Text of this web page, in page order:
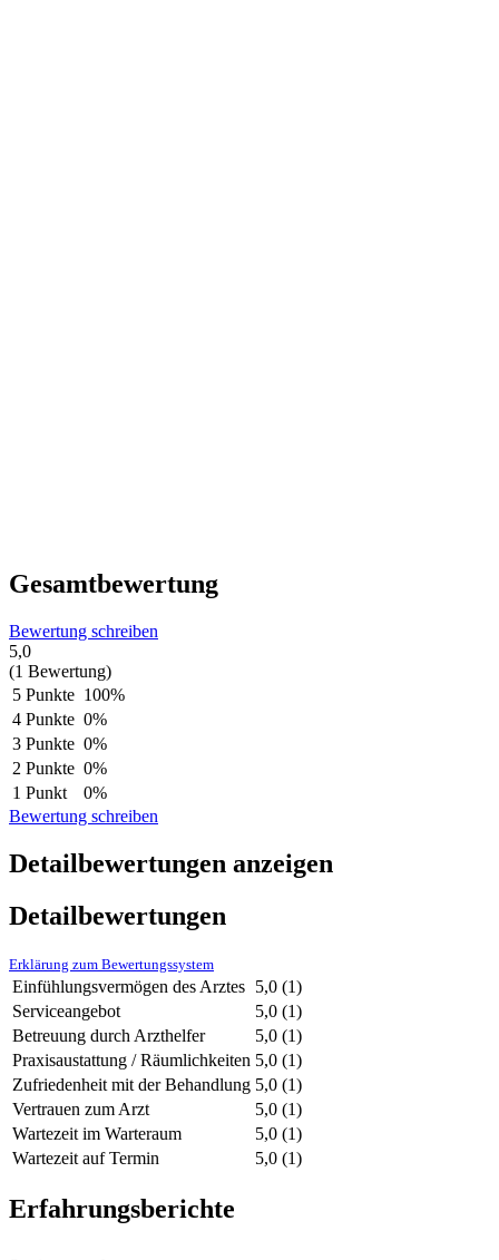
Gesamtbewertung
Bewertung schreiben
5,0
(1 Bewertung)
5 Punkte 100%
4 Punkte 0%
3 Punkte 0%
2 Punkte 0%
1 Punkt
0%
Bewertung schreiben
Detailbewertungen anzeigen
Detailbewertungen
Erklärung zum Bewertungssystem
Einfühlungsvermögen des Arztes 5,0 (1)
Serviceangebot
5,0 (1)
Betreuung durch Arzthelfer
5,0 (1)
Praxisaustattung / Räumlichkeiten 5,0 (1)
Zufriedenheit mit der Behandlung 5,0 (1)
Vertrauen zum Arzt
5,0 (1)
Wartezeit im Warteraum
5,0 (1)
Wartezeit auf Termin
5,0 (1)
Erfahrungsberichte